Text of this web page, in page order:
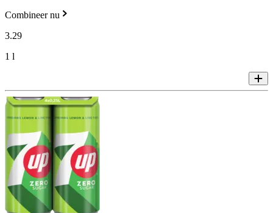
Combineer nu
3.29
1 l